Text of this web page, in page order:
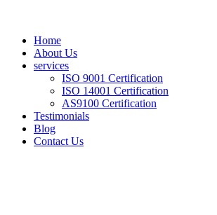
Home
About Us
services
ISO 9001 Certification
ISO 14001 Certification
AS9100 Certification
Testimonials
Blog
Contact Us